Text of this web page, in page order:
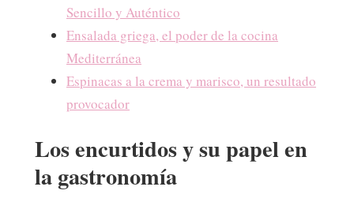
Sencillo y Auténtico
Ensalada griega, el poder de la cocina
Mediterránea
Espinacas a la crema y marisco, un resultado
provocador
Los encurtidos y su papel en
la gastronomía